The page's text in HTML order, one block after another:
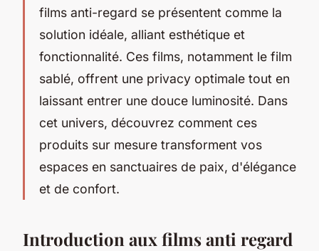
films anti-regard se présentent comme la
solution idéale, alliant esthétique et
fonctionnalité. Ces films, notamment le film
sablé, offrent une privacy optimale tout en
laissant entrer une douce luminosité. Dans
cet univers, découvrez comment ces
produits sur mesure transforment vos
espaces en sanctuaires de paix, d'élégance
et de confort.
Introduction aux films anti regard